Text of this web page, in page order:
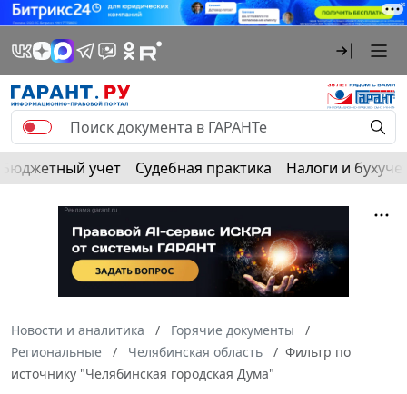
Бюджетный учет Судебная практика Налоги и
Новости и аналитика
Горячие документы
Региональные
Челябинская область
Фильтр по
источнику "Челябинская городская Дума"